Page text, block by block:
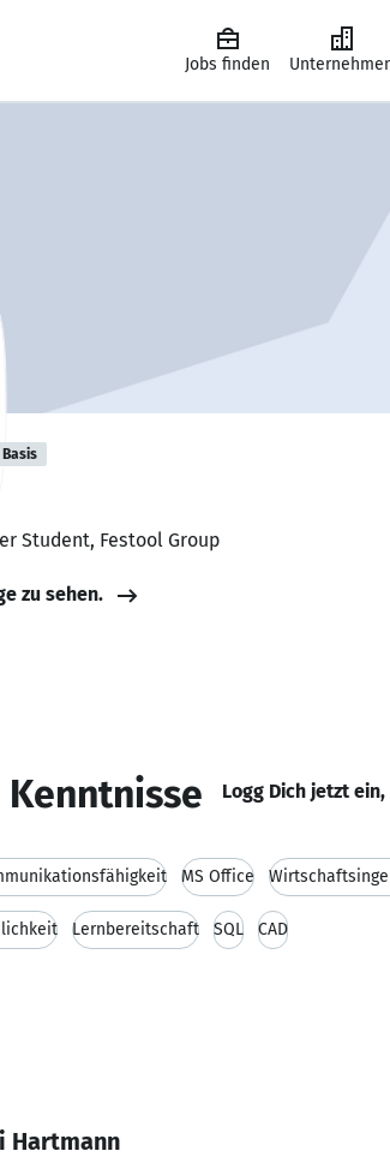
Jobs finden
Basis
Student, Festool Group
zu sehen.
Logg Dich jetzt
MS Office
Lernbereitschaft SQL CAD
Hartmann